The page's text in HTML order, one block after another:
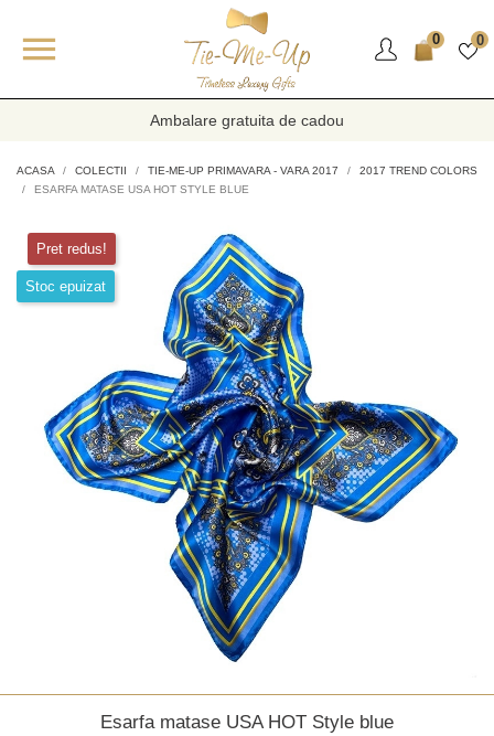
 0 0
Ambalare gratuita de cadou
ACASA COLECTII TIE-ME-UP PRIMAVARA - VARA 2017
2017 TREND COLORS
ESARFA MATASE USA HOT STYLE BLUE
Pret redus!
Stoc epuizat
Esarfa matase USA HOT Style blue